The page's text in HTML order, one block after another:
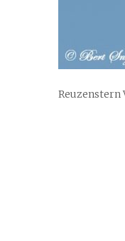
Reuzenstern